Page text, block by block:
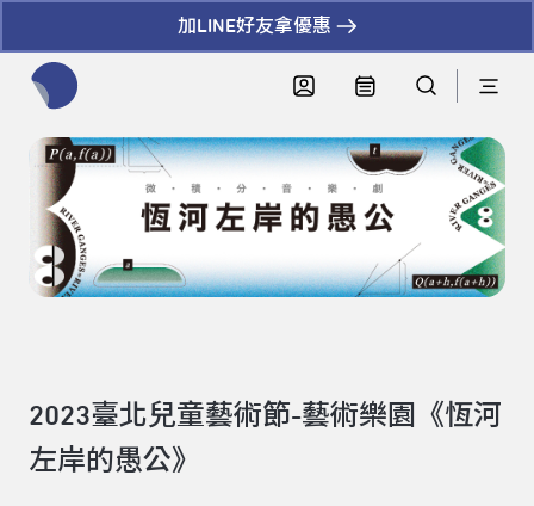
加LINE好友拿優惠
2023臺北兒童藝術節-藝術樂園《恆河
左岸的愚公》